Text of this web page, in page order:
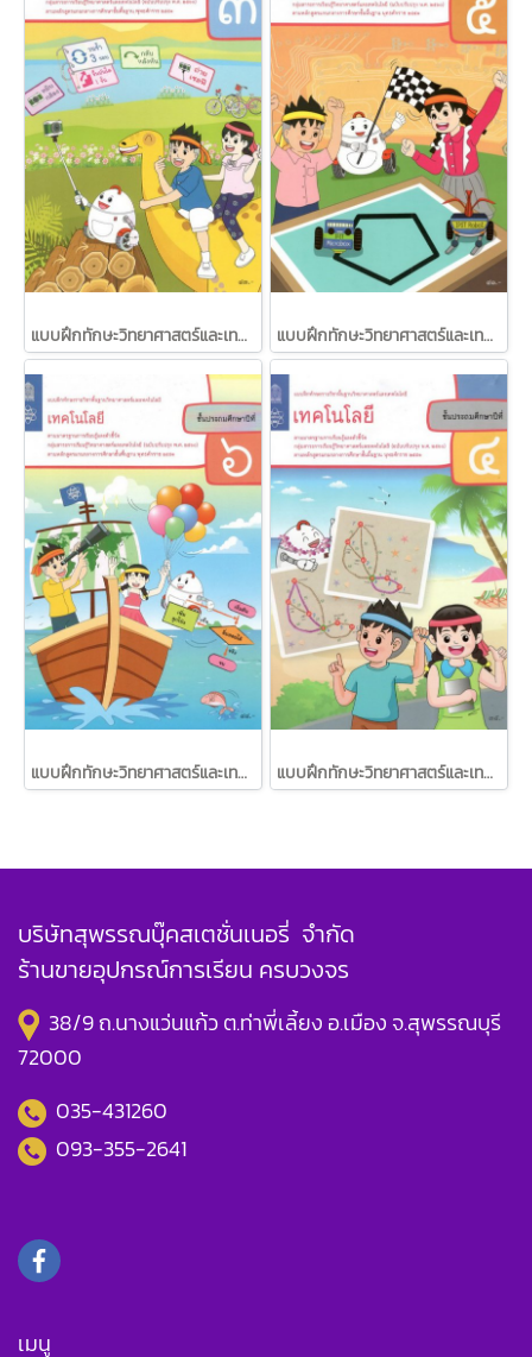
แบบฝึกทักษะวิทยาศาสตร์และเทคโนโลยี เทคโนโลยี ป.3 /สสวท. แบบฝึกทักษะวิทยาศาสตร์และเทคโนโลยี เทคโนโลยี ป.5 /สสวท.
แบบฝึกทักษะวิทยาศาสตร์และเทคโนโลยี เทคโนโลยี ป.6 /สสวท. แบบฝึกทักษะวิทยาศาสตร์และเทคโนโลยี เทคโนโลยี ป.4 /สสวท.
บริษัทสุพรรณบุ๊คสเตชั่นเนอรี่ จำกัด
ร้านขายอุปกรณ์การเรียน ครบวงจร
38/9 ถ.นางแว่นแก้ว ต.ท่าพี่เลี้ยง อ.เมือง จ.สุพรรณบุรี
72000
035-431260
093-355-2641
เมนู